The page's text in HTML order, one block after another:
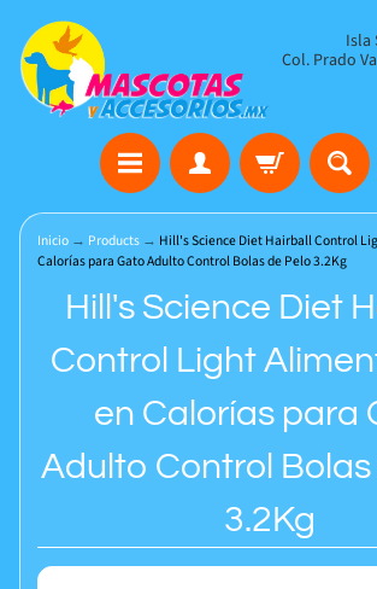
Isla
Col. Prado
Inicio → Products → Hill's Science Diet Hairball Control
Calorías para Gato Adulto Control Bolas de Pelo 3.2Kg
Hill's Science Diet
Control Light
en Calorías para
Adulto Control Bolas
3.2Kg